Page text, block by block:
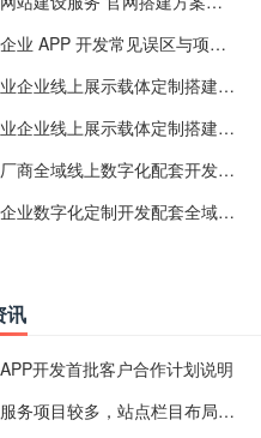
APP 开发常见误区与项目规划实用经验
企业线上展示载体定制搭建服务
企业线上展示载体定制搭建服务
全域线上数字化配套开发与地域检索优化服务
数字化定制开发配套全域搜索优化服务
讯
开发首批客户合作计划说明
项目较多，站点栏目布局规划参考思路